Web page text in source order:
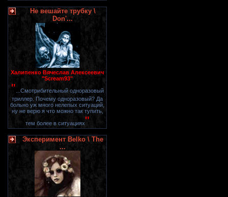
Не вешайте трубку \
Don'...
Халипенко Вячеслав Алексеевич
"Scream93"
" ...Смотрибительный одноразовый
триллер. Почему одноразовый? Да
больно уж много нелепых ситуаций,
ну не верю я что можно так тупить,
тем более в ситуациях"
Эксперимент Belko \ The
...